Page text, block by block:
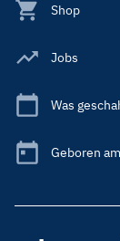
Shop
Jobs
Was
Geboren